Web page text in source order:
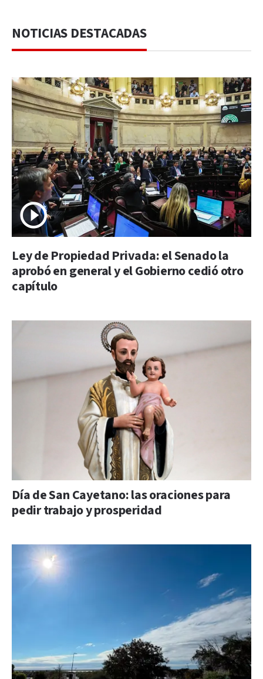
NOTICIAS DESTACADAS
Ley de Propiedad Privada: el Senado la
aprobó en general y el Gobierno cedió otro
capítulo
Día de San Cayetano: las oraciones para
pedir trabajo y prosperidad